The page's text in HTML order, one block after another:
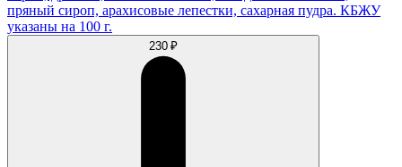
пряный сироп, арахисовые лепестки, сахарная пудра. КБЖУ
указаны на 100 г.
230 ₽